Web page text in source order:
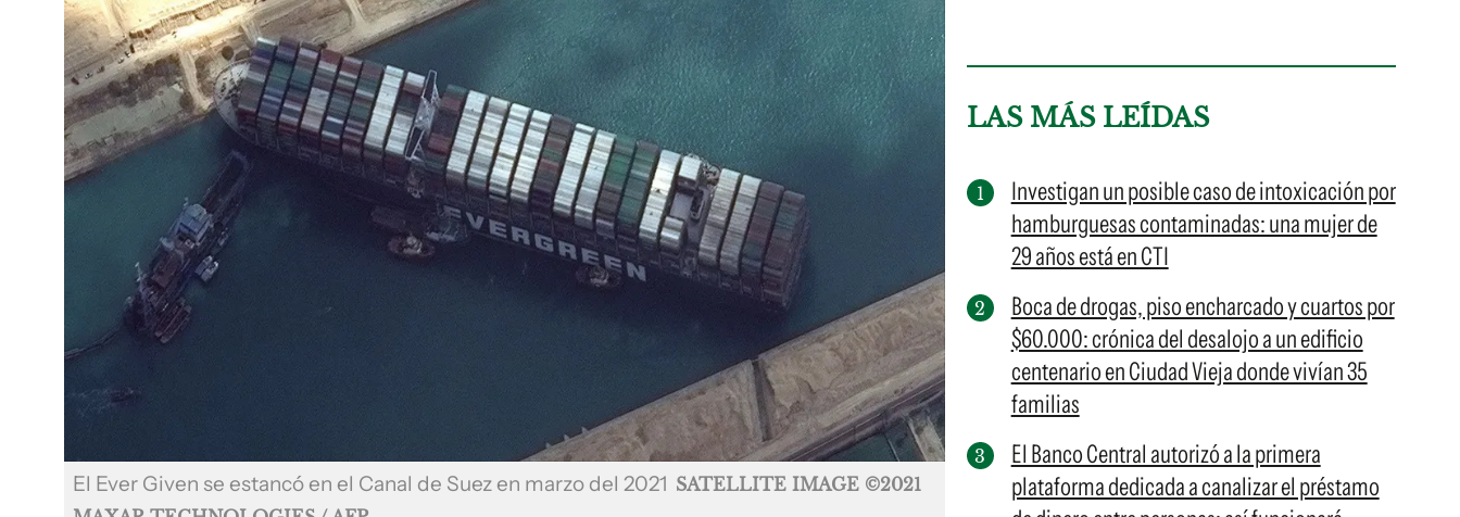
El Ever Given se estancó en el Canal de Suez en marzo del 2021 SATELLITE IMAGE ©2021
LAS MÁS LEÍDAS
Investigan un posible caso de intoxicación por
hamburguesas contaminadas: una mujer de
29 años está en CTI
Boca de drogas, piso encharcado y cuartos por
$60.000: crónica del desalojo a un edificio
centenario en Ciudad Vieja donde vivían 35
familias
El Banco Central autorizó a la primera
plataforma dedicada a canalizar el préstamo